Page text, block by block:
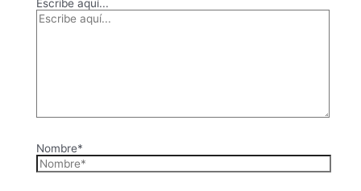
Escribe aquí...
Nombre*